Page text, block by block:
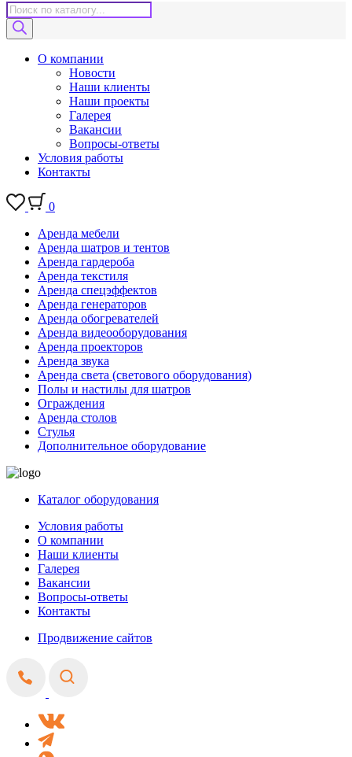
Поиск
товаров
О компании
Новости
Наши клиенты
Наши проекты
Галерея
Вакансии
Вопросы-ответы
Условия работы
Контакты
0
Аренда мебели
Аренда шатров и тентов
Аренда гардероба
Аренда текстиля
Аренда спецэффектов
Аренда генераторов
Аренда обогревателей
Аренда видеооборудования
Аренда проекторов
Аренда звука
Аренда света (светового оборудования)
Полы и настилы для шатров
Ограждения
Аренда столов
Стулья
Дополнительное оборудование
Каталог оборудования
Условия работы
О компании
Наши клиенты
Галерея
Вакансии
Вопросы-ответы
Контакты
Продвижение сайтов